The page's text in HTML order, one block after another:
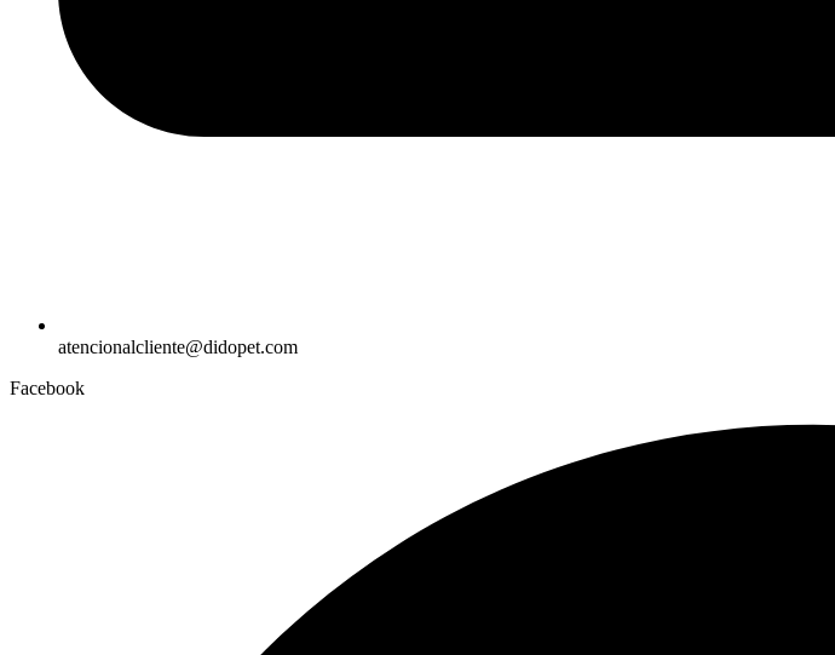
atencionalcliente@didopet.com
Facebook